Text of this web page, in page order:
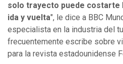
solo trayecto puede costarte
ida y vuelta", le dice a BBC
especialista en la industria del
frecuentemente escribe sobre
para la revista estadounidense